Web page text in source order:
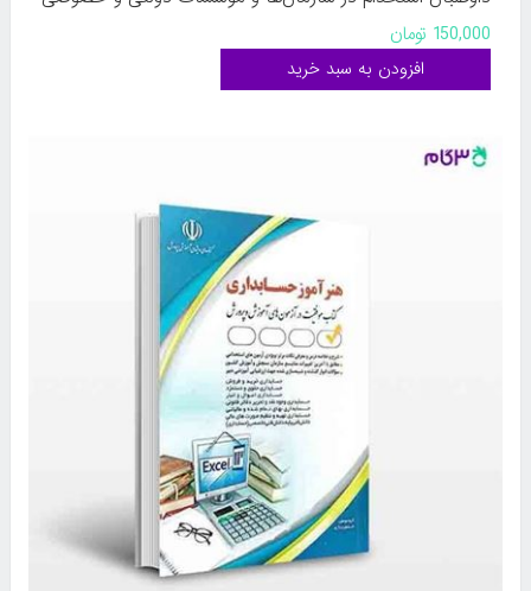
(بر اساس جدیدترین اطلاعات و آزمون‌ها) نوشته زهره
عبدالله‌نژاد از انتشارات کیان
150,000 تومان